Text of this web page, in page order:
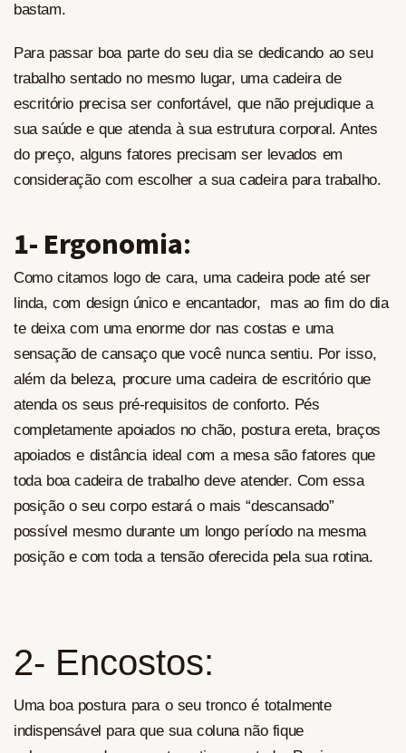
bastam.
Para passar boa parte do seu dia se dedicando ao seu
trabalho sentado no mesmo lugar, uma cadeira de
escritório precisa ser confortável, que não prejudique a
sua saúde e que atenda à sua estrutura corporal. Antes
do preço, alguns fatores precisam ser levados em
consideração com escolher a sua cadeira para trabalho.
1- Ergonomia:
Como citamos logo de cara, uma cadeira pode até ser
linda, com design único e encantador, mas ao fim do dia
te deixa com uma enorme dor nas costas e uma
sensação de cansaço que você nunca sentiu. Por isso,
além da beleza, procure uma cadeira de escritório que
atenda os seus pré-requisitos de conforto. Pés
completamente apoiados no chão, postura ereta, braços
apoiados e distância ideal com a mesa são fatores que
toda boa cadeira de trabalho deve atender. Com essa
posição o seu corpo estará o mais “descansado”
possível mesmo durante um longo período na mesma
posição e com toda a tensão oferecida pela sua rotina.
2- Encostos:
Uma boa postura para o seu tronco é totalmente
indispensável para que sua coluna não fique